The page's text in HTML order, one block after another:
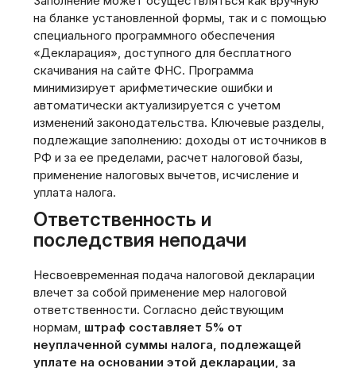
на бланке установленной формы, так и с помощью
специального программного обеспечения
«Декларация», доступного для бесплатного
скачивания на сайте ФНС. Программа
минимизирует арифметические ошибки и
автоматически актуализируется с учетом
изменений законодательства. Ключевые разделы,
подлежащие заполнению: доходы от источников в
РФ и за ее пределами, расчет налоговой базы,
применение налоговых вычетов, исчисление и
уплата налога.
Ответственность и
последствия неподачи
Несвоевременная подача налоговой декларации
влечет за собой применение мер налоговой
ответственности. Согласно действующим
нормам, штраф составляет 5% от
неуплаченной суммы налога, подлежащей
уплате на основании этой декларации, за